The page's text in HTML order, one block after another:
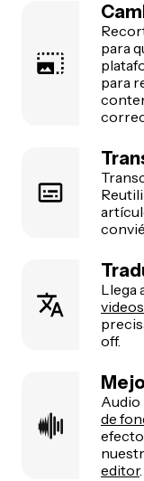
para
para
Llega
videos
off.
Audio
de
editor.